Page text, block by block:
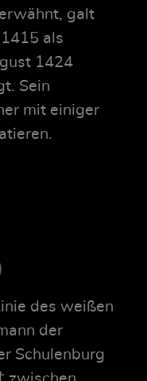
galt
als
1424
Sein
mit einiger
des weißen
der
Schulenburg